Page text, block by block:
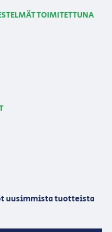
TOIMITETTUNA
uusimmista tuotteista